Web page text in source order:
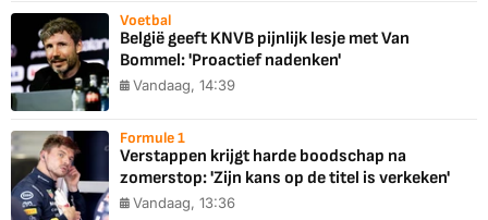
Voetbal
België geeft KNVB pijnlijk lesje met Van
Bommel: 'Proactief nadenken'
Vandaag, 14:39
Formule 1
Verstappen krijgt harde boodschap na
zomerstop: 'Zijn kans op de titel is verkeken'
Vandaag, 13:36